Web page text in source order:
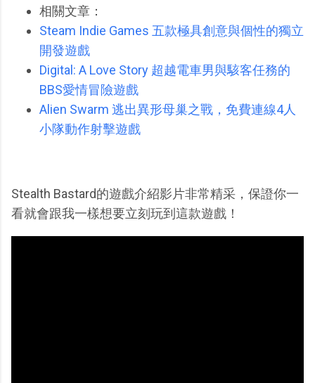
相關文章：
Steam Indie Games 五款極具創意與個性的獨立
開發遊戲
Digital: A Love Story 超越電車男與駭客任務的
BBS愛情冒險遊戲
Alien Swarm 逃出異形母巢之戰，免費連線4人
小隊動作射擊遊戲
Stealth Bastard的遊戲介紹影片非常精采，保證你一
看就會跟我一樣想要立刻玩到這款遊戲！